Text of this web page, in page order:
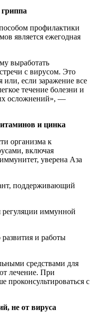
профилактики
является ежегодная
выработать
с вирусом. Это
или, если заражение все
течение болезни и
осложнений», —
и цинка
организма к
включая
уверена Аза
поддерживающий
иммунной
и работы
средствами для
лечение. При
проконсультироваться с
не от вируса